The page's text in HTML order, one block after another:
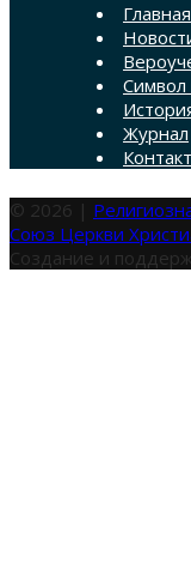
Главная
Журнал
© 2026 |
Союз Церкви
Создание и